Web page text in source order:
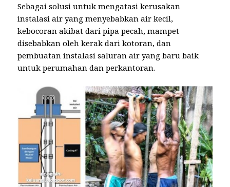
Sebagai solusi untuk mengatasi kerusakan
instalasi air yang menyebabkan air kecil,
kebocoran akibat dari pipa pecah, mampet
disebabkan oleh kerak dari kotoran, dan
pembuatan instalasi saluran air yang baru baik
untuk perumahan dan perkantoran.